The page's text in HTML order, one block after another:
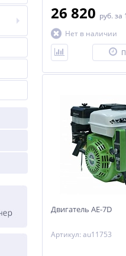
26 820 руб. за
Нет в наличии
Двигатель АЕ-7D
Артикул: au11753